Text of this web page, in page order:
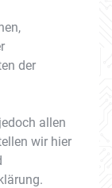
der
allen
wir hier